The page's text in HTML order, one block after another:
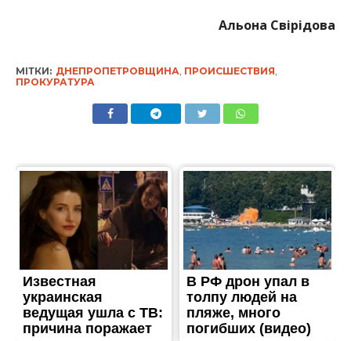
Альона Свірідова
МІТКИ: ДНЕПРОПЕТРОВЩИНА ПРОИСШЕСТВИЯ
ПРОКУРАТУРА